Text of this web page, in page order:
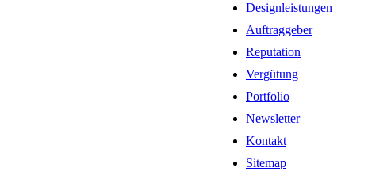
Designleistungen
Auftraggeber
Reputation
Vergütung
Portfolio
Newsletter
Kontakt
Sitemap